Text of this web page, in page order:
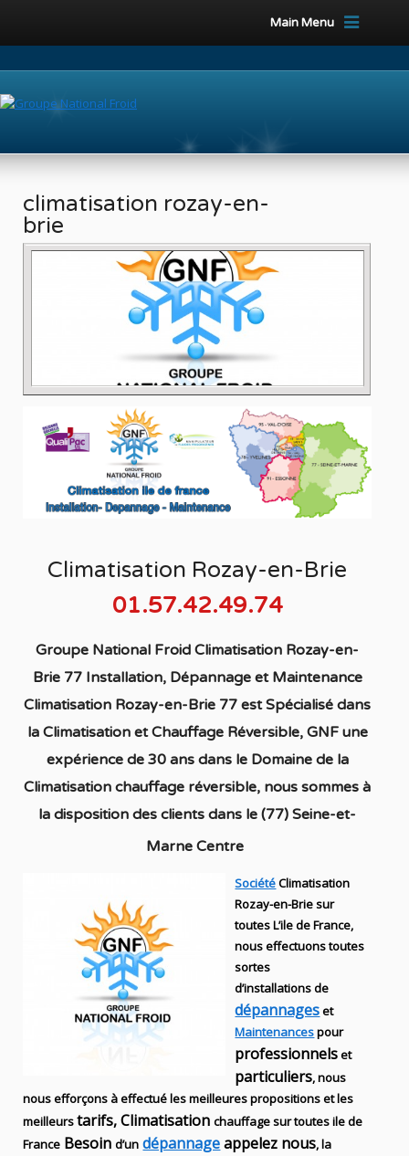
Main Menu
climatisation rozay-en-
brie
Climatisation Rozay-en-Brie
01.57.42.49.74
Groupe National Froid Climatisation Rozay-en-
Brie 77 Installation, Dépannage et Maintenance
Climatisation Rozay-en-Brie 77est Spécialisé dans
la Climatisationet ChauffageRéversible, GNF une
expérience de 30 ans dans le Domaine de la
Climatisation chauffage réversible, nous sommes à
la disposition des clients dans le (77) Seine-et-
Marne Centre
SociétéClimatisation
Rozay-en-Brie sur
toutes L’ile de France,
nous effectuons toutes
sortes
d’installationsde
dépannageset
Maintenancespour
professionnelset
particuliers, nous
nous efforçons à effectué les meilleures propositions et les
meilleurstarifs, Climatisationchauffage sur toutes ile de
France Besoind’un dépannageappelez nous, la